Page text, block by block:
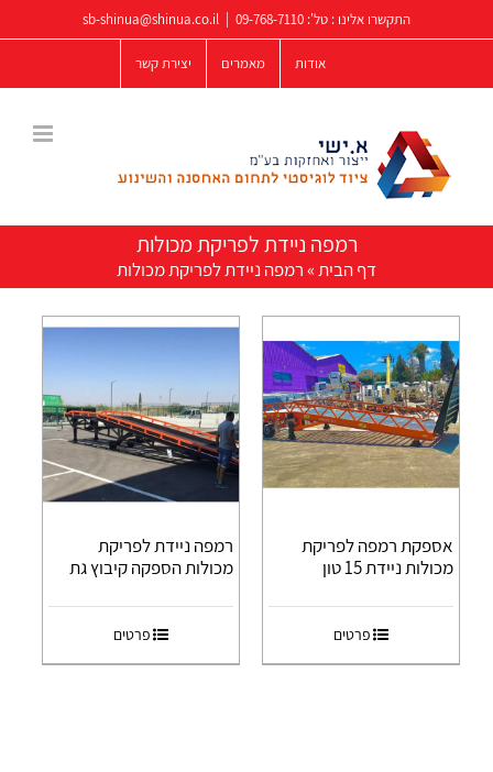
לתוכן
התקשרו אלינו : טל': 09-768-7110
sb-shinua@shinua.co.il
אודות מאמרים יצירת קשר
רמפה ניידת לפריקת מכולות
דף הבית»רמפה ניידת לפריקת מכולות
אספקת רמפה לפריקת
מכולות ניידת 15 טון
פרטים
רמפה ניידת לפריקת
מכולות הספקה קיבוץ גת
פרטים